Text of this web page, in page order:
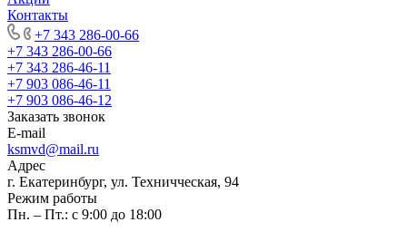
Контакты
+7 343 286-00-66
+7 343 286-00-66
+7 343 286-46-11
+7 903 086-46-11
+7 903 086-46-12
Заказать звонок
E-mail
ksmvd@mail.ru
Адрес
г. Екатеринбург, ул. Техничческая, 94
Режим работы
Пн. – Пт.: с 9:00 до 18:00